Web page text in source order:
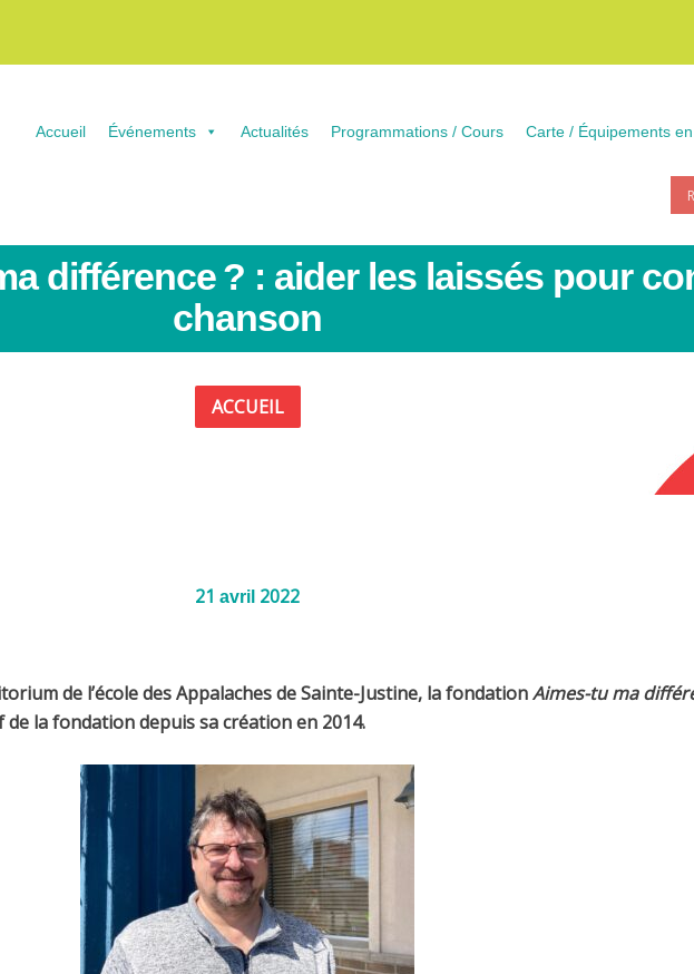
Accueil Événements Actualités Programmations / Cours Carte / Équipements
différence ? : aider les laissés pour
chanson
ACCUEIL
21 avril 2022
de l’école des Appalaches de Sainte-Justine, la fondationAimes-tu ma
de la fondation depuis sa création en 2014.